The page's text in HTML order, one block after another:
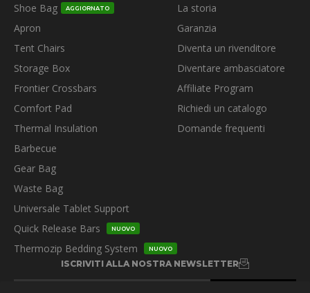
Shoe Bag AGGIORNATO
Apron
Tent Chairs
Storage Box
Frontier Crossbars
Comfort Pad
Thermal Insulation
Barbecue
Gear Bag
Waste Bag
Universale Tablet Support
Quick Release Bars
NUOVO
Thermozip Bedding System NUOVO
La storia
Garanzia
Diventa un rivenditore
Diventare ambasciatore
Affiliate Program
Richiedi un catalogo
Domande frequenti
ISCRIVITI ALLA NOSTRA NEWSLETTER